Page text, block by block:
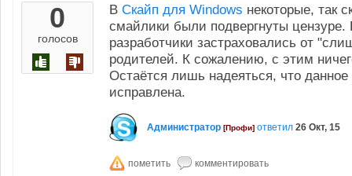
0
голосов
В Скайп для Windows некоторые, так
смайлики были подвергнуты
разработчики застраховались от
родителей. К сожалению, с этим
Остаётся лишь надеяться, что
исправлена.
Администратор [Профи] ответил 26 Окт, 15